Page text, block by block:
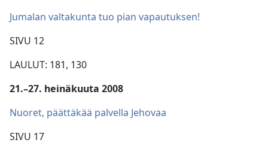
Jumalan valtakunta tuo pian vapautuksen!
SIVU 12
LAULUT: 181, 130
21.–27. heinäkuuta 2008
Nuoret, päättäkää palvella Jehovaa
SIVU 17